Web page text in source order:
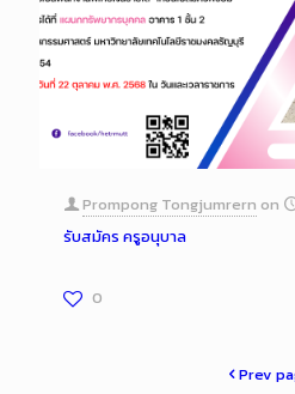
Prompong Tongjumrern on
รับสมัคร ครูอนุบาล
0
Prev